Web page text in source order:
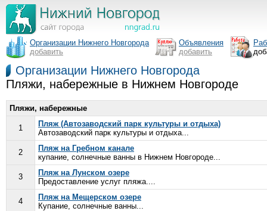
Организации Нижнего Новгорода
добавить
Объявления
добавить
Организации Нижнего Новгорода
Пляжи, набережные в Нижнем Новгороде
Пляжи, набережные
1
Пляж (Автозаводский парк культуры и отдыха)
Автозаводский парк культуры и отдыха...
2
Пляж на Гребном канале
купание, солнечные ванны в Нижнем Новгороде...
3
Пляж на Лунском озере
Предоставление услуг пляжа....
4
Пляж на Мещерском озере
Купание, солнечные ванны...